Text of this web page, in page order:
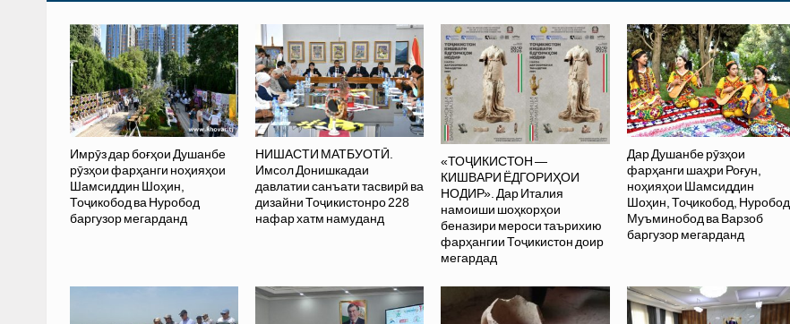
Имрӯз дар боғҳои Душанбе
рӯзҳои фарҳанги ноҳияҳои
Шамсиддин Шоҳин,
Тоҷикобод ва Нуробод
баргузор мегарданд
НИШАСТИ МАТБУОТӢ.
Имсол Донишкадаи
давлатии санъати тасвирӣ ва
дизайни Тоҷикистонро 228
нафар хатм намуданд
«ТОҶИКИСТОН —
КИШВАРИ ЁДГОРИҲОИ
НОДИР». Дар Италия
намоиши шоҳкорҳои
беназири мероси таърихию
фарҳангии Тоҷикистон доир
мегардад
Дар Душанбе рӯзҳои
фарҳанги шаҳри Роғун,
ноҳияҳои Шамсиддин
Шоҳин, Тоҷикобод, Нуробод,
Муъминобод ва Варзоб
баргузор мегарданд